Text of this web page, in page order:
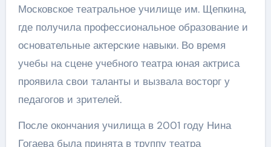
Московское театральное училище им. Щепкина,
где получила профессиональное образование и
основательные актерские навыки. Во время
учебы на сцене учебного театра юная актриса
проявила свои таланты и вызвала восторг у
педагогов и зрителей.
После окончания училища в 2001 году Нина
Гогаева была принята в труппу театра